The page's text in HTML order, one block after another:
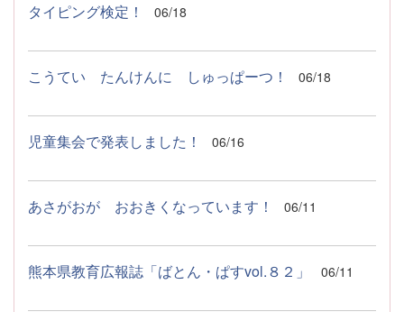
タイピング検定！ 06/18
こうてい たんけんに しゅっぱーつ！ 06/18
児童集会で発表しました！ 06/16
あさがおが おおきくなっています！ 06/11
熊本県教育広報誌「ばとん・ぱすvol.８２」 06/11